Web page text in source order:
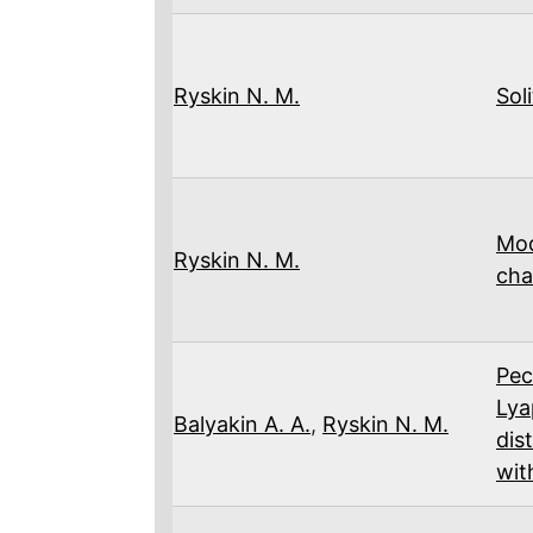
Ryskin N. M.
Ryskin N. M.
Balyakin A. A., Ryskin N. M.